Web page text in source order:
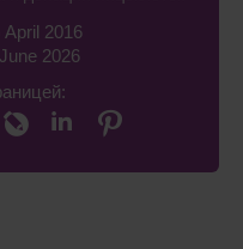
April 2016
2026